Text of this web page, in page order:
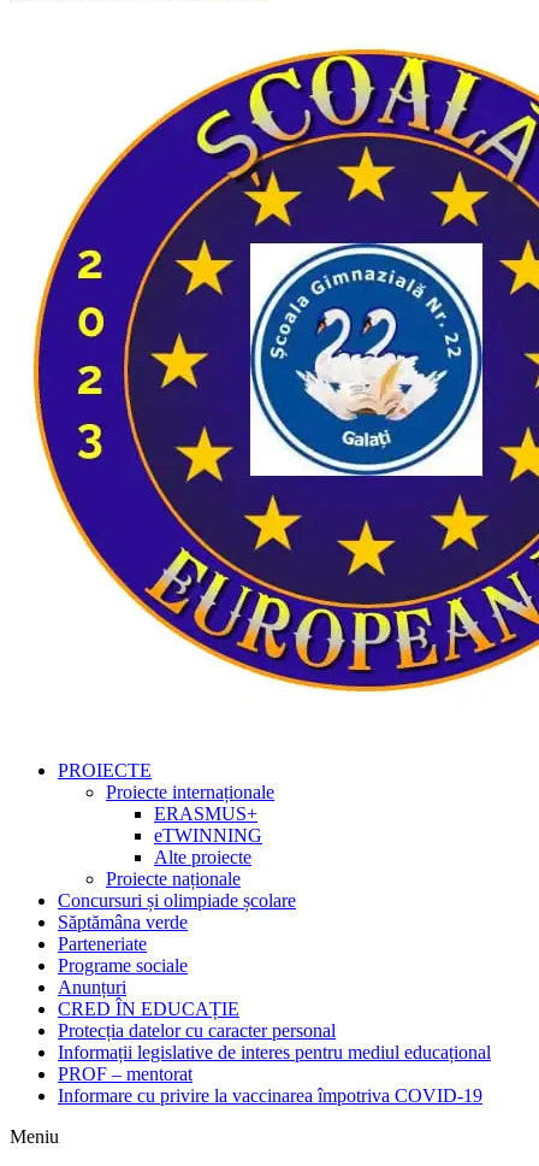
PROIECTE
Proiecte internaționale
ERASMUS+
eTWINNING
Alte proiecte
Proiecte naționale
Concursuri și olimpiade școlare
Săptămâna verde
Parteneriate
Programe sociale
Anunțuri
CRED ÎN EDUCAȚIE
Protecția datelor cu caracter personal
Informații legislative de interes pentru mediul educațional
PROF – mentorat
Informare cu privire la vaccinarea împotriva COVID-19
Meniu